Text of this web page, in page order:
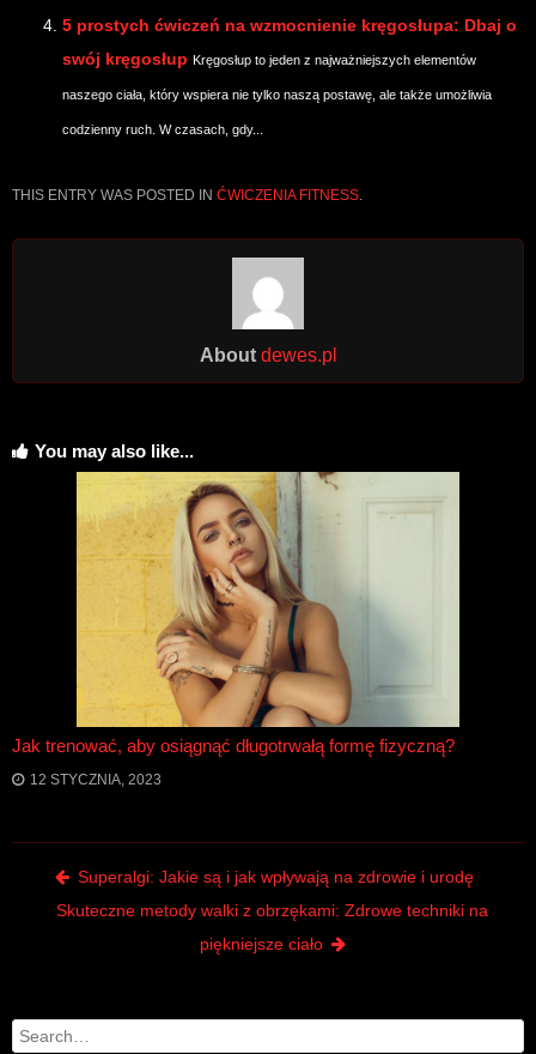
Search
5 prostych ćwiczeń na wzmocnienie kręgosłupa: Dbaj o
swój kręgosłup Kręgosłup to jeden z najważniejszych elementów
naszego ciała, który wspiera nie tylko naszą postawę, ale także umożliwia
codzienny ruch. W czasach, gdy...
THIS ENTRY WAS POSTED IN ĆWICZENIA FITNESS
About dewes.pl
You may also like...
Jak trenować, aby osiągnąć długotrwałą formę fizyczną?
12 STYCZNIA, 2023
Post navigation
Superalgi: Jakie są i jak wpływają na zdrowie i urodę
Skuteczne metody walki z obrzękami: Zdrowe techniki na
piękniejsze ciało